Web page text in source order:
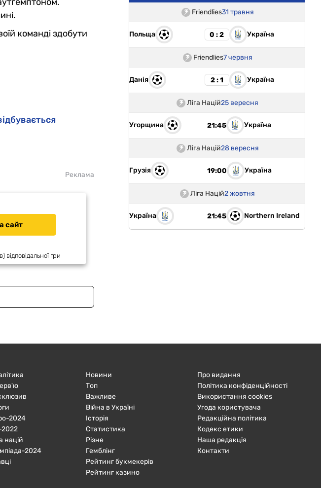
команді здобути
Реклама
сайт
гри
Friendlies31 травня
Польща 0 : 2 Україна
Friendlies7 червня
Данія 2 : 1 Україна
Ліга Націй25 вересня
Угорщина 21:45 Україна
Ліга Націй28 вересня
Грузія 19:00 Україна
Ліга Націй2 жовтня
Україна 21:45 Northern Ireland
2024
націй
2024
Новини
Топ
Важливе
Війна в Україні
Історія
Статистика
Різне
Гемблінг
Рейтинг букмекерів
Рейтинг казино
Про видання
Політика конфіденційності
Використання cookies
Угода користувача
Редакційна політика
Кодекс етики
Наша редакція
Контакти